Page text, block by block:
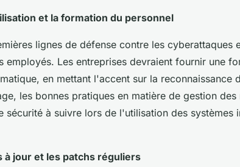
et la formation du personnel
lignes de défense contre les cyberattaques
employés. Les entreprises devraient fournir une
en mettant l'accent sur la reconnaissance
les bonnes pratiques en matière de gestion
sécurité à suivre lors de l'utilisation des systèmes
à jour et les patchs réguliers